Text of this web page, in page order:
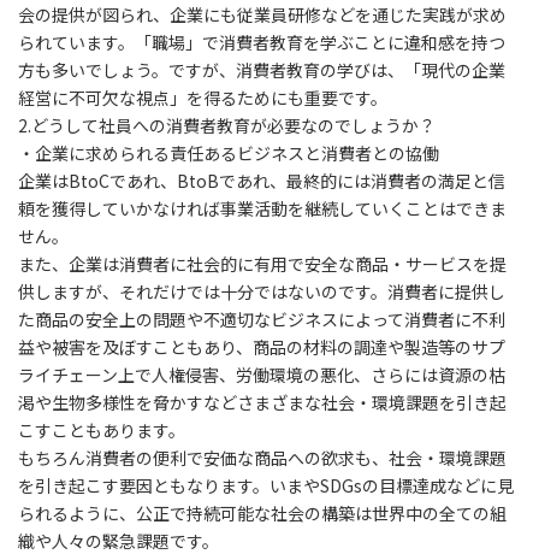
会の提供が図られ、企業にも従業員研修などを通じた実践が求め
られています。「職場」で消費者教育を学ぶことに違和感を持つ
方も多いでしょう。ですが、消費者教育の学びは、「現代の企業
経営に不可欠な視点」を得るためにも重要です。
2.どうして社員への消費者教育が必要なのでしょうか？
・企業に求められる責任あるビジネスと消費者との協働
企業はBtoCであれ、BtoBであれ、最終的には消費者の満足と信
頼を獲得していかなければ事業活動を継続していくことはできま
せん。
また、企業は消費者に社会的に有用で安全な商品・サービスを提
供しますが、それだけでは十分ではないのです。消費者に提供し
た商品の安全上の問題や不適切なビジネスによって消費者に不利
益や被害を及ぼすこともあり、商品の材料の調達や製造等のサプ
ライチェーン上で人権侵害、労働環境の悪化、さらには資源の枯
渇や生物多様性を脅かすなどさまざまな社会・環境課題を引き起
こすこともあります。
もちろん消費者の便利で安価な商品への欲求も、社会・環境課題
を引き起こす要因ともなります。いまやSDGsの目標達成などに見
られるように、公正で持続可能な社会の構築は世界中の全ての組
織や人々の緊急課題です。